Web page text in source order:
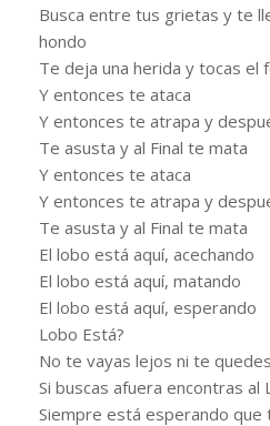
Busca entre tus grietas y te
hondo
Te deja una herida y tocas el
Y entonces te ataca
Y entonces te atrapa y
Te asusta y al Final te mata
Y entonces te ataca
Y entonces te atrapa y
Te asusta y al Final te mata
El lobo está aquí, acechando
El lobo está aquí, matando
El lobo está aquí, esperando
Lobo Está?
No te vayas lejos ni te
Si buscas afuera encontras al
Siempre está esperando que